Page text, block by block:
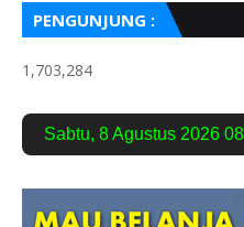
PENGUNJUNG :
1,703,284
Sabtu, 8 Agustus 2026